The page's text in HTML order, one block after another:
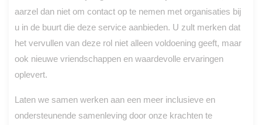
aarzel dan niet om contact op te nemen met organisaties bij
u in de buurt die deze service aanbieden. U zult merken dat
het vervullen van deze rol niet alleen voldoening geeft, maar
ook nieuwe vriendschappen en waardevolle ervaringen
oplevert.
Laten we samen werken aan een meer inclusieve en
ondersteunende samenleving door onze krachten te